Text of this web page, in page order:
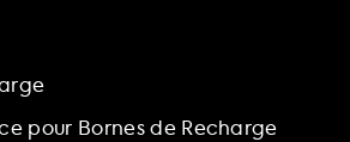
pour Bornes de Recharge